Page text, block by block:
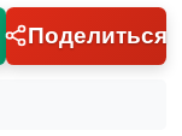
Поделиться